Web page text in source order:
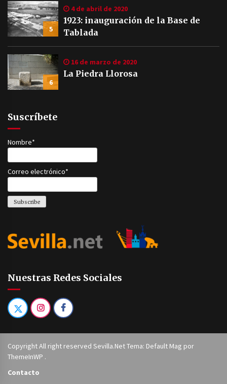
5
4 de abril de 2020
1923: inauguración de la Base de
Tablada
6
16 de marzo de 2020
La Piedra Llorosa
Suscríbete
Nombre*
Correo electrónico*
Nuestras Redes Sociales
Copyright All right reserved Sevilla.Net Tema: Default Mag por
ThemeInWP .
Contacto